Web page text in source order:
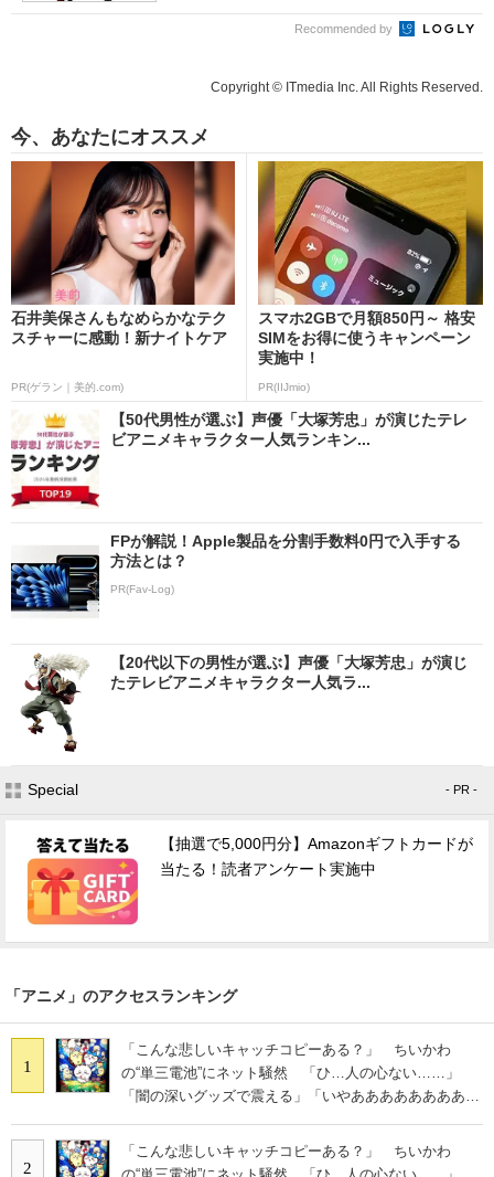
Recommended by
Copyright © ITmedia Inc. All Rights Reserved.
今、あなたにオススメ
石井美保さんもなめらかなテク
スチャーに感動！新ナイトケア
PR(ゲラン｜美的.com)
スマホ2GBで月額850円～ 格安
SIMをお得に使うキャンペーン
実施中！
PR(IIJmio)
【50代男性が選ぶ】声優「大塚芳忠」が演じたテレ
ビアニメキャラクター人気ランキン...
FPが解説！Apple製品を分割手数料0円で入手する
方法とは？
PR(Fav-Log)
【20代以下の男性が選ぶ】声優「大塚芳忠」が演じ
たテレビアニメキャラクター人気ラ...
Special - PR -
【抽選で5,000円分】Amazonギフトカードが
当たる！読者アンケート実施中
「アニメ」のアクセスランキング
1
「こんな悲しいキャッチコピーある？」 ちいかわ
の“単三電池”にネット騒然 「ひ…人の心ない……」
「闇の深いグッズで震える」「いやあああああああああ
2
「こんな悲しいキャッチコピーある？」 ちいかわ